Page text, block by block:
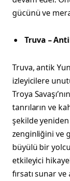
gücünü ve
Truva –
Truva, antik
izleyicilere
Troya
tanrıların ve
şekilde
zenginliğini ve
büyülü bir
etkileyici
fırsatı sunar